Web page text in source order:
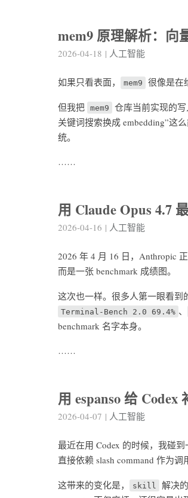
mem9 原理解析：向
2026-04-18 | 人工智能
如果只看表面， mem9 很像是在
但我把 mem9
仓库当前实现的
关键词搜索换成 embedding”这
统。
……
用 Claude Opus 4.7
2026-04-16 | 人工智能
2026 年 4 月 16 日，Anthropic
而是一张 benchmark 成绩图。
这次也一样。很多人第一眼看到
Terminal-Bench 2.0 69.4% 、
benchmark 名字本身。
……
用 espanso 给
2026-04-07 | 人工智能
最近在用 Codex 的时候，我碰
直接依赖 slash command 作为调
这带来的变化是， skill
解决